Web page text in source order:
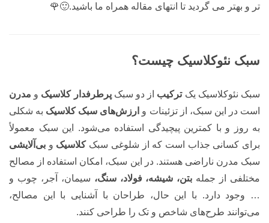
تر و بهتر می گردید تا انتهای مقاله همراه ما باشید.🙂🌹
سبک نئوکلاسیک چیست؟
سبک نئوکلاسیک یکترکیب از دو سبکپرطرفدار کلاسیک و مدرن
است در این سبک، از تزئینات و ارزش‌های سبک کلاسیک به شکلی
به روز و با کمترین پیچیدگی استفاده می‌شود. این سبک معمولاً
برای کسانی جذاب است که از شلوغی سبککلاسیک و بی‌آلایشی
سبک مدرن ناراضی هستند. در این سبک، امکان استفاده از مصالح
مختلفی از جمله بتن، شیشه، فولاد، سنگ، سیمان، آجر، چوب و
… وجود دارد. با این حال، طراحان با آشنایی با این مصالح،
می‌توانند طرح‌های شاخص و تک را طراحی کنند.